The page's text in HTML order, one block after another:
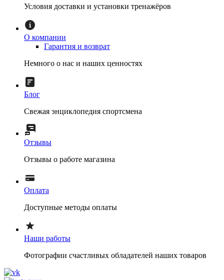
Условия доставки и установки тренажёров
О компании
Гарантия и возврат
Немного о нас и наших ценностях
Блог
Свежая энциклопедия спортсмена
Отзывы
Отзывы о работе магазина
Оплата
Доступные методы оплаты
Наши работы
Фотографии счастливых обладателей наших товаров